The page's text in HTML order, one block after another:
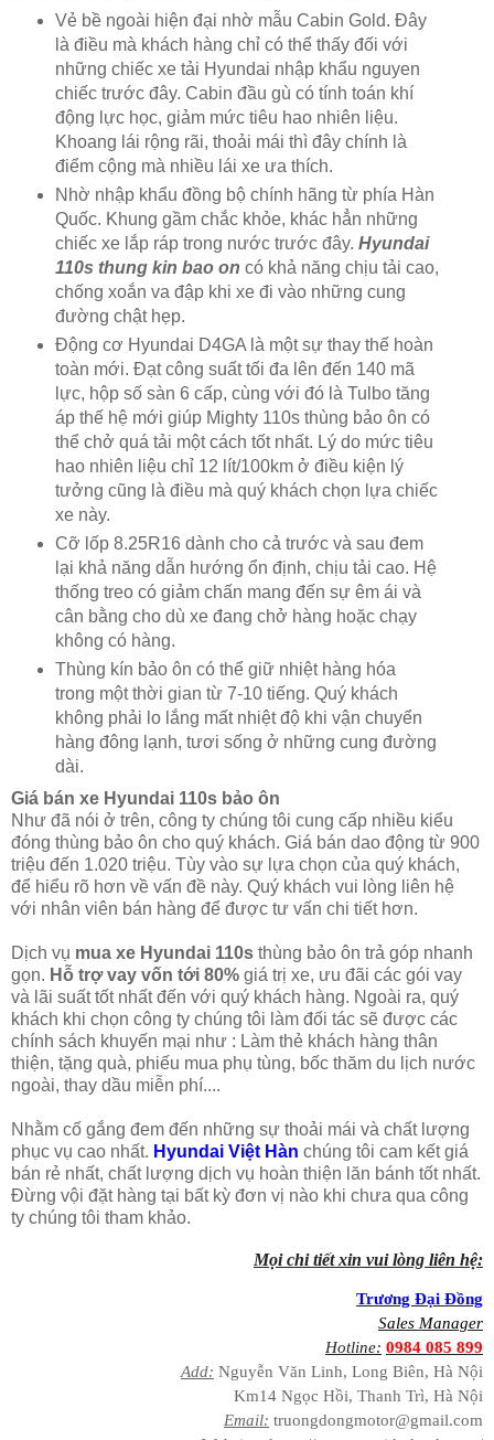
Vẻ bề ngoài hiện đại nhờ mẫu Cabin Gold. Đây
là điều mà khách hàng chỉ có thể thấy đối với
những chiếc xe tải Hyundai nhập khẩu nguyen
chiếc trước đây. Cabin đầu gù có tính toán khí
động lực học, giảm mức tiêu hao nhiên liệu.
Khoang lái rộng rãi, thoải mái thì đây chính là
điểm cộng mà nhiều lái xe ưa thích.
Nhờ nhập khẩu đồng bộ chính hãng từ phía Hàn
Quốc. Khung gầm chắc khỏe, khác hẳn những
chiếc xe lắp ráp trong nước trước đây. Hyundai
110s thung kin bao on có khả năng chịu tải cao,
chống xoắn va đập khi xe đi vào những cung
đường chật hẹp.
Động cơ Hyundai D4GA là một sự thay thế hoàn
toàn mới. Đạt công suất tối đa lên đến 140 mã
lực, hộp số sàn 6 cấp, cùng với đó là Tulbo tăng
áp thế hệ mới giúp Mighty 110s thùng bảo ôn có
thể chở quá tải một cách tốt nhất. Lý do mức tiêu
hao nhiên liệu chỉ 12 lít/100km ở điều kiện lý
tưởng cũng là điều mà quý khách chọn lựa chiếc
xe này.
Cỡ lốp 8.25R16 dành cho cả trước và sau đem
lại khả năng dẫn hướng ổn định, chịu tải cao. Hệ
thống treo có giảm chấn mang đến sự êm ái và
cân bằng cho dù xe đang chở hàng hoặc chạy
không có hàng.
Thùng kín bảo ôn có thể giữ nhiệt hàng hóa
trong một thời gian từ 7-10 tiếng. Quý khách
không phải lo lắng mất nhiệt độ khi vận chuyển
hàng đông lạnh, tươi sống ở những cung đường
dài.
Giá bán xe Hyundai 110s bảo ôn
Như đã nói ở trên, công ty chúng tôi cung cấp nhiều kiểu
đóng thùng bảo ôn cho quý khách. Giá bán dao động từ 900
triệu đến 1.020 triệu. Tùy vào sự lựa chọn của quý khách,
để hiểu rõ hơn về vấn đề này. Quý khách vui lòng liên hệ
với nhân viên bán hàng để được tư vấn chi tiết hơn.
Dịch vụ mua xe Hyundai 110s thùng bảo ôn trả góp nhanh
gọn. Hỗ trợ vay vốn tới 80% giá trị xe, ưu đãi các gói vay
và lãi suất tốt nhất đến với quý khách hàng. Ngoài ra, quý
khách khi chọn công ty chúng tôi làm đối tác sẽ được các
chính sách khuyến mại như : Làm thẻ khách hàng thân
thiện, tặng quà, phiếu mua phụ tùng, bốc thăm du lịch nước
ngoài, thay dầu miễn phí....
Nhằm cố gắng đem đến những sự thoải mái và chất lượng
phục vụ cao nhất. Hyundai Việt Hàn chúng tôi cam kết giá
bán rẻ nhất, chất lượng dịch vụ hoàn thiện lăn bánh tốt nhất.
Đừng vội đặt hàng tại bất kỳ đơn vị nào khi chưa qua công
ty chúng tôi tham khảo.
Mọi chi tiết xin vui lòng liên hệ:
Trương Đại Đồng
Sales Manager
Hotline: 0984 085 899
Add: Nguyễn Văn Linh, Long Biên, Hà Nội
Km14 Ngọc Hồi, Thanh Trì, Hà Nội
Email: truongdongmotor@gmail.com